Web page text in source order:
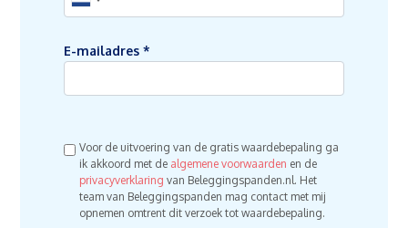
E-mailadres *
Voor de uitvoering van de gratis waardebepaling ga
ik akkoord met de algemene voorwaarden en de
privacyverklaring van Beleggingspanden.nl. Het
team van Beleggingspanden mag contact met mij
opnemen omtrent dit verzoek tot waardebepaling.